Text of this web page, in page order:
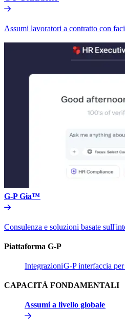
Assumi lavoratori a contratto con
G-P Gia™​​
Consulenza e soluzioni basate
Piattaforma G-P​​
Integrazioni​​G-P interfaccia
CAPACITÀ FONDAMENTALI​​
Assumi a livello globale​​